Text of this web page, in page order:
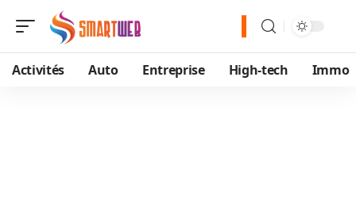
Activités Auto Entreprise High-tech Immo